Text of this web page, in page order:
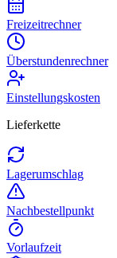
Freizeitrechner
Überstundenrechner
Einstellungskosten
Lieferkette
Lagerumschlag
Nachbestellpunkt
Vorlaufzeit